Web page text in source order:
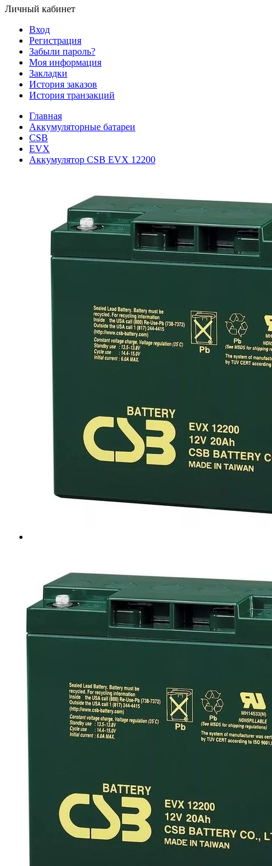
Личный кабинет
Вход
Регистрация
Забыли пароль?
Моя информация
Закладки
История заказов
История транзакций
Главная
Аккумуляторные батареи
CSB
EVX
Аккумулятор CSB EVX 12200